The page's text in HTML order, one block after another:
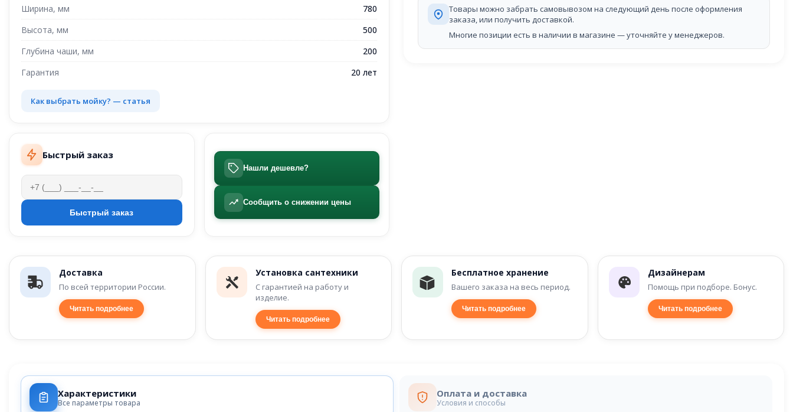
Ширина, мм
780
Высота, мм
500
Глубина чаши, мм
200
Гарантия
20 лет
Как выбрать мойку? — статья
Быстрый заказ
Нашли дешевле?
Сообщить о снижении цены
Товары можно забрать самовывозом на следующий день после оформления
заказа, или получить доставкой.
Многие позиции есть в наличии в магазине — уточняйте у менеджеров.
Доставка
По всей территории России.
Читать подробнее
Установка сантехники
С гарантией на работу и
изделие.
Читать подробнее
Бесплатное хранение
Вашего заказа на весь период.
Читать подробнее
Дизайнерам
Помощь при подборе. Бонус.
Читать подробнее
Характеристики
Все параметры товара
Оплата и доставка
Условия и способы